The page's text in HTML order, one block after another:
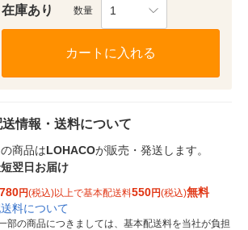
在庫あり 数量 1
カートに入れる
送情報・送料について
商品はLOHACOが販売・発送します。
翌日お届け
円(税込)以上で基本配送料550円(税込)無料
料について
部の商品につきましては、基本配送料を当社が負担